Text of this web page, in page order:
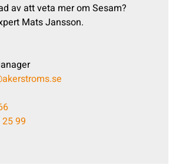
av att veta mer om Sesam?
Mats Jansson.
99